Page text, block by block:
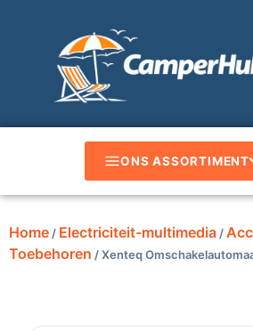
ONS ASSORTIMENT
Home / Electriciteit-multimedia /
Toebehoren / Xenteq